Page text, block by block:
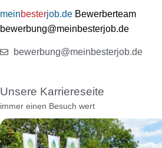
meinbesterjob.de Bewerberteam
bewerbung@meinbesterjob.de
bewerbung@meinbesterjob.de
Unsere Karriereseite
immer einen Besuch wert